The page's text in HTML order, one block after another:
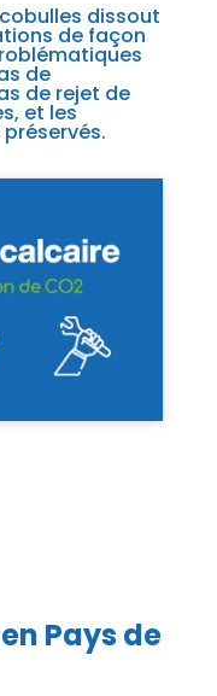
dissout
de façon
de
de rejet de
et les
de
contenu
Pays de